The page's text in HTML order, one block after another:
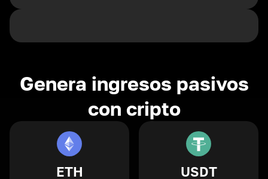
Genera ingresos pasivos
con cripto
ETH USDT